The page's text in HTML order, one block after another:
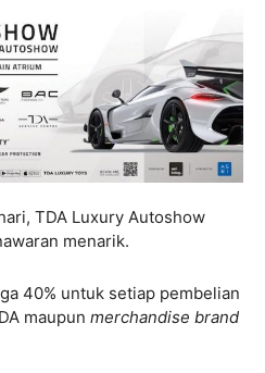
TDA Luxury Autoshow
menarik.
40% untuk setiap pembelian
maupun merchandise brand